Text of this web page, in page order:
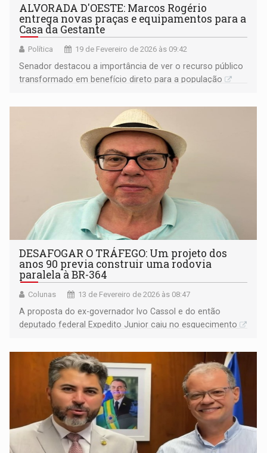
ALVORADA D'OESTE: Marcos Rogério
entrega novas praças e equipamentos para a
Casa da Gestante
Política 19 de Fevereiro de 2026 às 09:42
Senador destacou a importância de ver o recurso público
transformado em benefício direto para a população
DESAFOGAR O TRÁFEGO: Um projeto dos
anos 90 previa construir uma rodovia
paralela à BR-364
Colunas 13 de Fevereiro de 2026 às 08:47
A proposta do ex-governador Ivo Cassol e do então
deputado federal Expedito Junior caiu no esquecimento